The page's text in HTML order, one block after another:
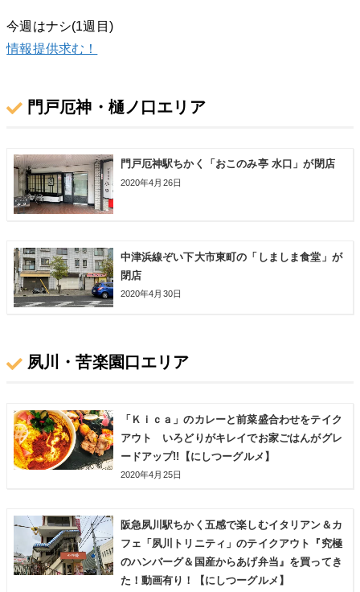
今週はナシ(1週目)
情報提供求む！
門戸厄神・樋ノ口エリア
門戸厄神駅ちかく「おこのみ亭 水口」が閉店
2020年4月26日
中津浜線ぞい下大市東町の「しましま食堂」が
閉店
2020年4月30日
夙川・苦楽園口エリア
「Ｋｉｃａ」のカレーと前菜盛合わせをテイク
アウト いろどりがキレイでお家ごはんがグレ
ードアップ!!【にしつーグルメ】
2020年4月25日
阪急夙川駅ちかく五感で楽しむイタリアン＆カ
フェ「夙川トリニティ」のテイクアウト『究極
のハンバーグ＆国産からあげ弁当』を買ってき
た！動画有り！【にしつーグルメ】